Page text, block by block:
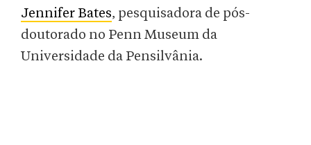
Jennifer Bates, pesquisadora de pós-
doutorado no Penn Museum da
Universidade da Pensilvânia.